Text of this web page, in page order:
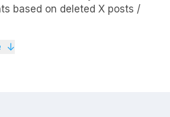
based on deleted X posts /
problem to X / Twitter, but it
↓